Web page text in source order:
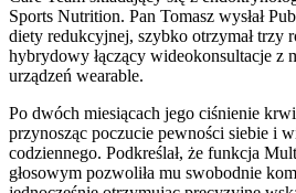
Sports Nutrition. Pan Tomasz wysłał
diety redukcyjnej, szybko otrzymał trzy
hybrydowy łączący wideokonsultacje z
urządzeń wearable.
Po dwóch miesiącach jego ciśnienie
przynosząc poczucie pewności siebie i
codziennego. Podkreślał, że funkcja
głosowym pozwoliła mu swobodnie